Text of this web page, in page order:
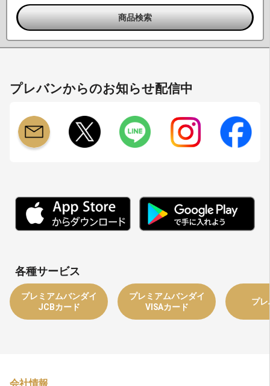
プレバンからのお知らせ配信中
各種サービス
プレミアムバンダイ
JCBカード
プレミアムバンダイ
VISAカード
プ
会社情報